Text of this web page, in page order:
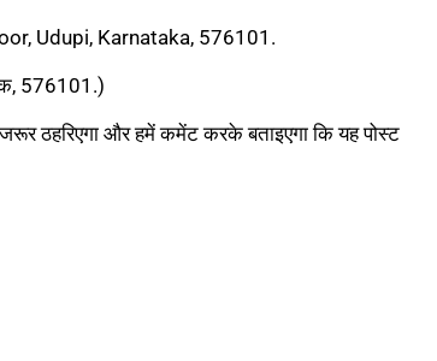
Udupi, Karnataka, 576101.
576101.)
ठहरिएगा और हमें कमेंट करके बताइएगा कि यह पोस्ट